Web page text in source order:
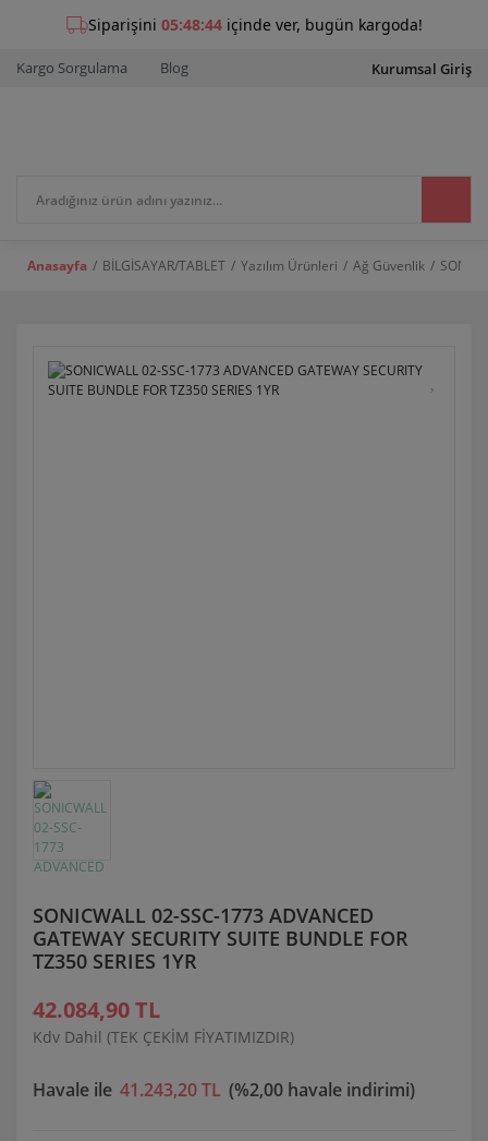
Kargo Sorgulama Blog Kurumsal Giriş
Anasayfa BİLGİSAYAR/TABLET Yazılım Ürünleri Ağ Güvenlik
SONICWALL 02-SSC-1773 ADVANCED
GATEWAY SECURITY SUITE BUNDLE FOR
TZ350 SERIES 1YR
42.084,90 TL
Kdv Dahil (TEK ÇEKİM FİYATIMIZDIR)
Havale ile 41.243,20 TL (%2,00 havale indirimi)